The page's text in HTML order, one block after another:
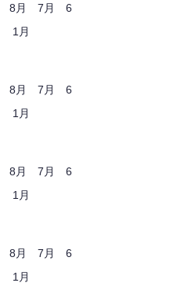
8月 7月
6
1月
8月 7月
6
1月
8月 7月
6
1月
8月 7月
6
1月